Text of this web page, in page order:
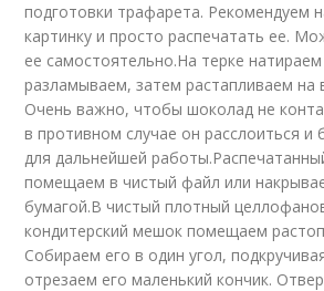
подготовки трафарета. Рекомендуем
картинку и просто распечатать ее.
ее самостоятельно.На терке
разламываем, затем растапливаем на
Очень важно, чтобы шоколад не
в противном случае он расслоиться и
для дальнейшей
помещаем в чистый файл или
бумагой.В чистый плотный
кондитерский мешок помещаем
Собираем его в один угол,
отрезаем его маленький кончик.